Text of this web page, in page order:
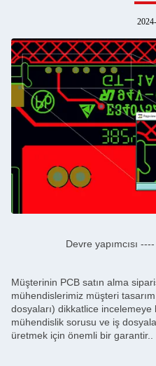
Devre yapımcısı
Müşterinin PCB satın alma
mühendislerimiz müşteri
dosyaları) dikkatlice
mühendislik sorusu ve iş
üretmek için önemli bir garantir..